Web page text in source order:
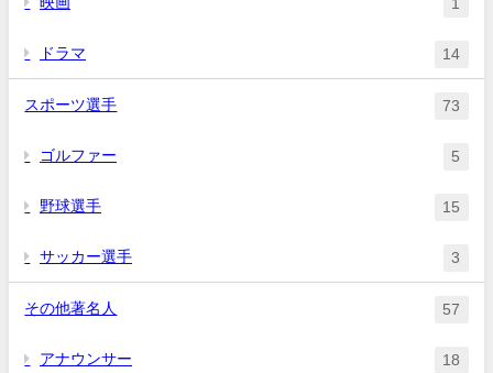
ドラマ 14
スポーツ選手 73
ゴルファー 5
野球選手 15
サッカー選手 3
その他著名人 57
アナウンサー 18